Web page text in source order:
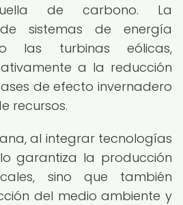
de carbono. La
sistemas de energía
las turbinas eólicas,
a la reducción
de efecto invernadero
recursos.
al integrar tecnologías
garantiza la producción
sino que también
del medio ambiente y